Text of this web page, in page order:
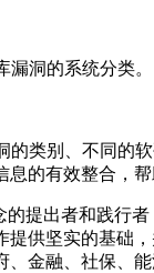
漏洞的系统分类。
的类别、不同的
的有效整合，
的提出者和践行
提供坚实的基础
、金融、社保、